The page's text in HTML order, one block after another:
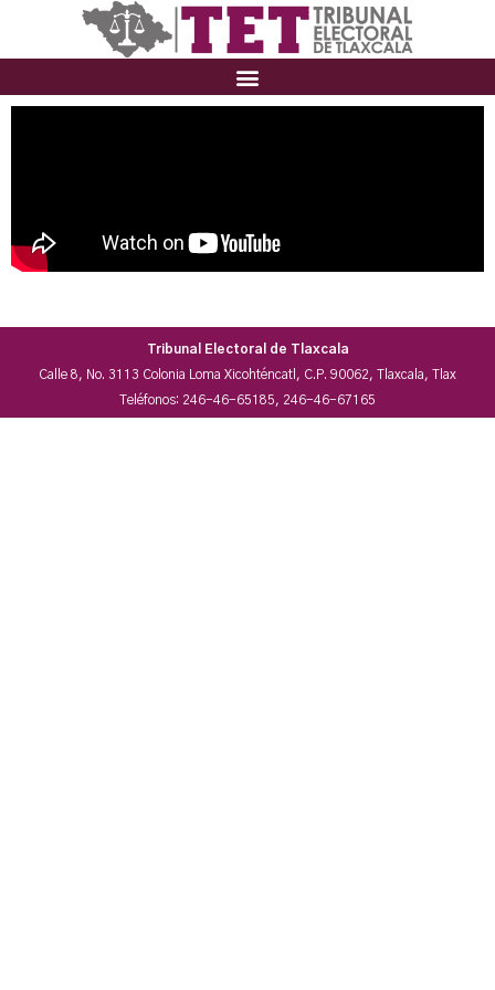
Tribunal Electoral de Tlaxcala
Calle 8, No. 3113 Colonia Loma Xicohténcatl, C.P. 90062, Tlaxcala, Tlax
Teléfonos: 246-46-65185, 246-46-67165